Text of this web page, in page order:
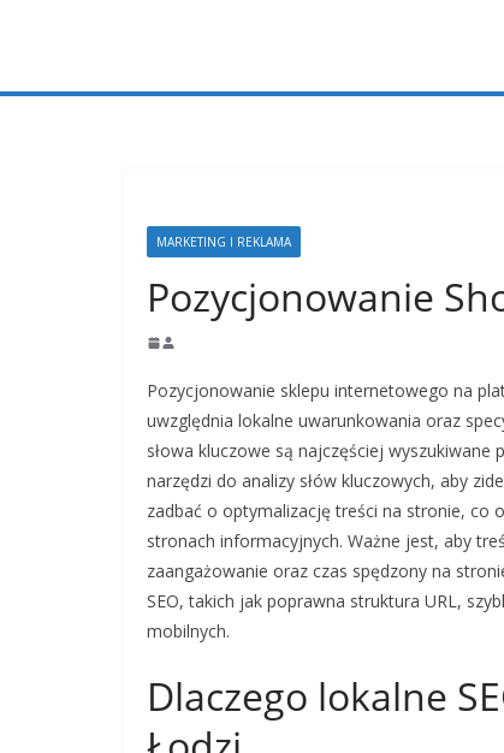
MARKETING I REKLAMA
Pozycjonowanie
Pozycjonowanie sklepu internetowego na
uwzględnia lokalne uwarunkowania oraz
słowa kluczowe są najczęściej
narzędzi do analizy słów kluczowych, aby
zadbać o optymalizację treści na stronie, co
stronach informacyjnych. Ważne jest, aby
zaangażowanie oraz czas spędzony na
SEO, takich jak poprawna struktura URL,
mobilnych.
Dlaczego lokalne